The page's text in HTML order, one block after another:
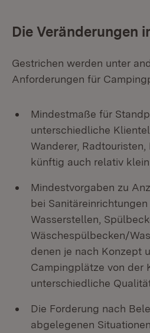
Die Veränderungen
Gestrichen werden unter
Anforderungen für
Mindestmaße für
unterschiedliche
Wanderer,
künftig auch relativ
Mindestvorgaben zu
bei Sanitäreinrichtungen
Wasserstellen,
Wäschespülbecken/
denen je nach Konzept
Campingplätze von der
unterschiedliche
Die Forderung nach
abgelegenen